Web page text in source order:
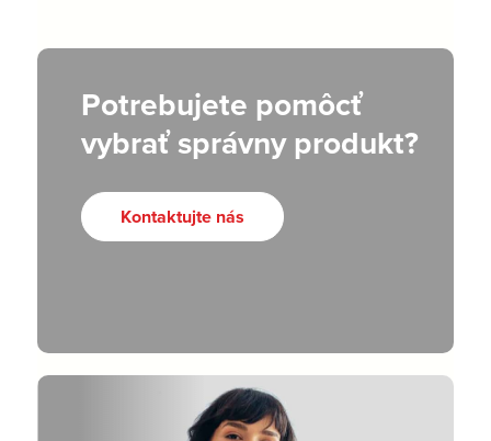
Potrebujete pomôcť
vybrať správny produkt?
Kontaktujte nás